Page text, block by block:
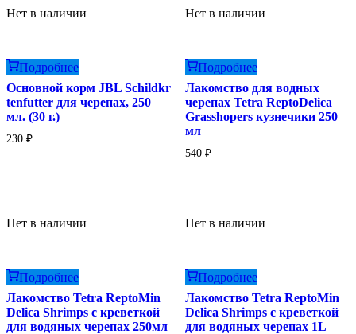
Нет в наличии
Подробнее
Основной корм JBL Schildkr
tenfutter для черепах, 250
мл. (30 г.)
230 ₽
Нет в наличии
Подробнее
Лакомство для водных
черепах Tetra ReptoDelica
Grasshopers кузнечики 250
мл
540 ₽
Нет в наличии
Подробнее
Лакомство Tetra ReptoMin
Delica Shrimps с креветкой
для водяных черепах 250мл
Нет в наличии
Подробнее
Лакомство Tetra ReptoMin
Delica Shrimps с креветкой
для водяных черепах 1L